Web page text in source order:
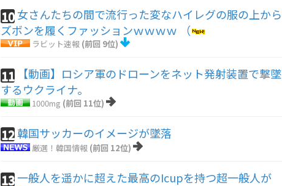
10 女さんたちの間で流行った変なハイレグの服の上から
ズボンを履くファッションｗｗｗｗ （
ラビット速報 (前回 9位)
11
【動画】ロシア軍のドローンをネット発射装置で撃墜
するウクライナ。
1000mg (前回 11位)
12韓国サッカーのイメージが墜落
厳選！韓国情報 (前回 12位)
13一般人を遥かに超えた最高のIcupを持つ超一般人が